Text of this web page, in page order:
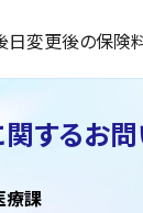
日変更後の保険
するお
療課